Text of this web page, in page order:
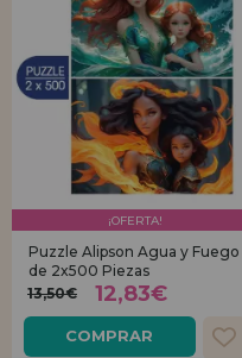
¡OFERTA!
Puzzle Alipson Agua y Fuego
de 2x500 Piezas
13,50€
12,83€
COMPRAR